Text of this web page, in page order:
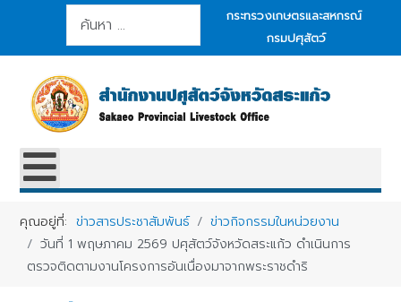
การค้นหา
กระทรวงเกษตรและสหกรณ์
กรมปศุสัตว์
คุณอยู่ที่:ข่าวสารประชาสัมพันธ์
ข่าวกิจกรรมในหน่วยงาน
วันที่ 1 พฤษภาคม 2569 ปศุสัตว์จังหวัดสระแก้ว ดำเนินการ
ตรวจติดตามงานโครงการอันเนื่องมาจากพระราชดำริ